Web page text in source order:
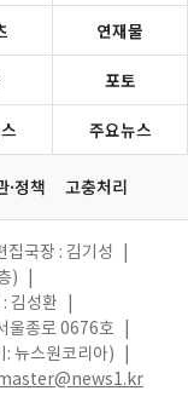
연재물
포토
주요뉴스
·정책 고충처리
집국장 : 김기성
)
김성환
울종로 0676호
: 뉴스원코리아)